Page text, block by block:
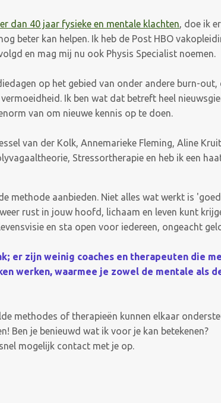
dan 40 jaar fysieke en mentale klachten , doe ik
beter kan helpen. Ik heb de Post HBO
en mag mij nu ook Physis Specialist noemen.
op het gebied van onder andere burn-out,
Ik ben wat dat betreft heel
van om nieuwe kennis op te doen.
van der Kolk, Annemarieke Fleming, Aline
Stressortherapie en heb ik een
methode aanbieden. Niet alles wat werkt is
rust in jouw hoofd, lichaam en leven kunt
en sta open voor iedereen, ongeacht
er zijn weinig coaches en therapeuten die
werken, waarmee je zowel de mentale als
methodes of therapieën kunnen elkaar
Ben je benieuwd wat ik voor je kan betekenen?
mogelijk contact met je op.